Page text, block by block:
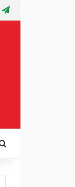
Instagram